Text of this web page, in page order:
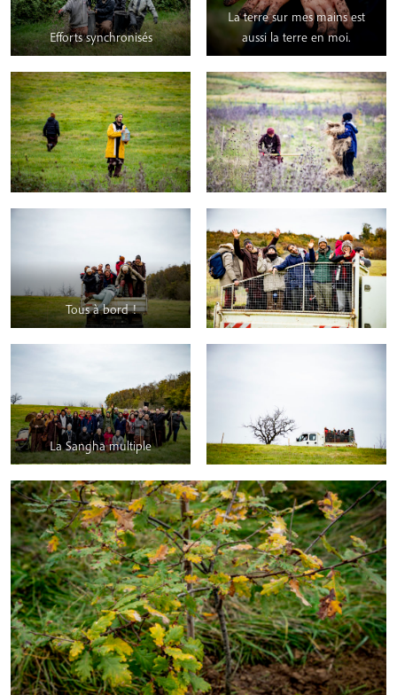
Efforts synchronisés
La terre sur mes mains est
aussi la terre en moi.
Tous à bord !
La Sangha multiple